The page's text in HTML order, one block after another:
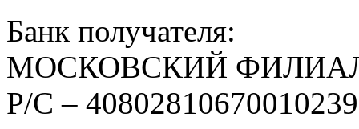
Банк получателя:
МОСКОВСКИЙ
Р/С –